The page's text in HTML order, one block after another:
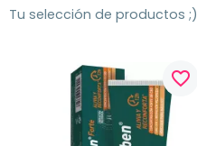
Tu selección de productos ;)
favorite_border